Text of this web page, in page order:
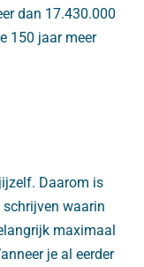
dan 17.430.000
150 jaar meer
Daarom is
waarin
maximaal
je al eerder